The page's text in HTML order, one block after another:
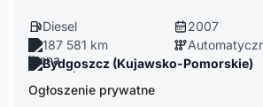
Diesel
2007
187 581 km
Bydgoszcz (Kujawsko-Pomorskie)
Ogłoszenie prywatne